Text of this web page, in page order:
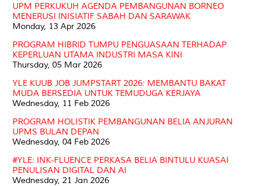
UPM PERKUKUH AGENDA PEMBANGUNAN BORNEO
MENERUSI INISIATIF SABAH DAN SARAWAK
Monday, 13 Apr 2026
PROGRAM HIBRID TUMPU PENGUASAAN TERHADAP
KEPERLUAN UTAMA INDUSTRI MASA KINI
Thursday, 05 Mar 2026
YLE KUUB JOB JUMPSTART 2026: MEMBANTU BAKAT
MUDA BERSEDIA UNTUK TEMUDUGA KERJAYA
Wednesday, 11 Feb 2026
PROGRAM HOLISTIK PEMBANGUNAN BELIA ANJURAN
UPMS BULAN DEPAN
Wednesday, 04 Feb 2026
#YLE: INK-FLUENCE PERKASA BELIA BINTULU KUASAI
PENULISAN DIGITAL DAN AI
Wednesday, 21 Jan 2026